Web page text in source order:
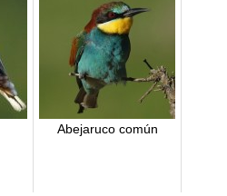
Abejaruco común